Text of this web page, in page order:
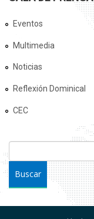
Eventos
Multimedia
Noticias
Reflexión Dominical
CEC
FORMULARIO DE